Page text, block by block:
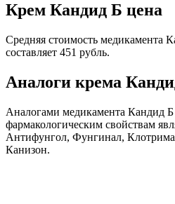
Крем Кандид Б цена
Средняя стоимость медикамента
составляет 451 рубль.
Аналоги крема
Аналогами медикамента Кандид
фармакологическим свойствам
Антифунгол, Фунгинал,
Канизон.